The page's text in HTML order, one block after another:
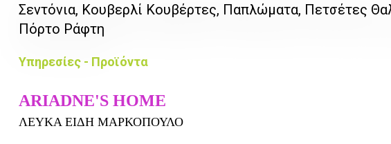
Σεντόνια, Κουβερλί Κουβέρτες, Παπλώματα, Πετσέτες
Πόρτο Ράφτη
Υπηρεσίες - Προϊόντα
ARIADNE'S HOME
ΛΕΥΚΑ ΕΙΔΗ ΜΑΡΚΟΠΟΥΛΟ